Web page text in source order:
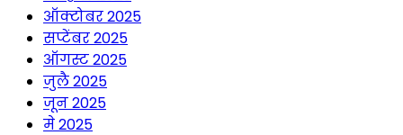
ऑक्टोबर 2025
सप्टेंबर 2025
ऑगस्ट 2025
जुलै 2025
जून 2025
मे 2025